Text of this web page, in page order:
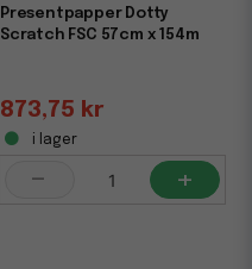
Presentpapper Dotty
Scratch FSC 57cm x 154m
873,75 kr
i lager
- +